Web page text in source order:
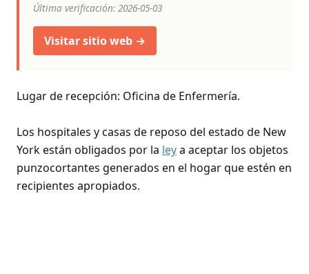
Última verificación: 2026-05-03
Visitar sitio web →
Lugar de recepción: Oficina de Enfermería.
Los hospitales y casas de reposo del estado de New
York están obligados por la leya aceptar los objetos
punzocortantes generados en el hogar que estén en
recipientes apropiados.